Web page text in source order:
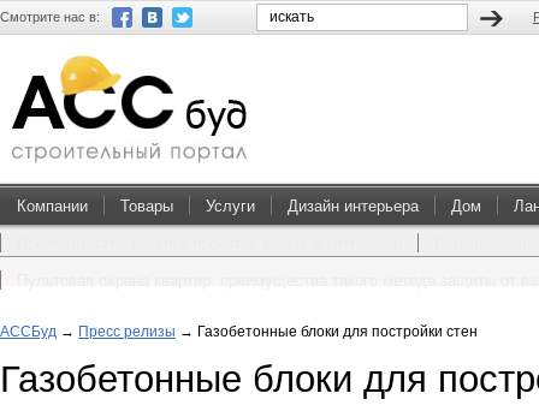
Смотрите нас в:
Компании Товары Услуги Дизайн интерьера Дом
АССБуд → Пресс релизы → Газобетонные блоки для постройки стен
Газобетонные блоки для